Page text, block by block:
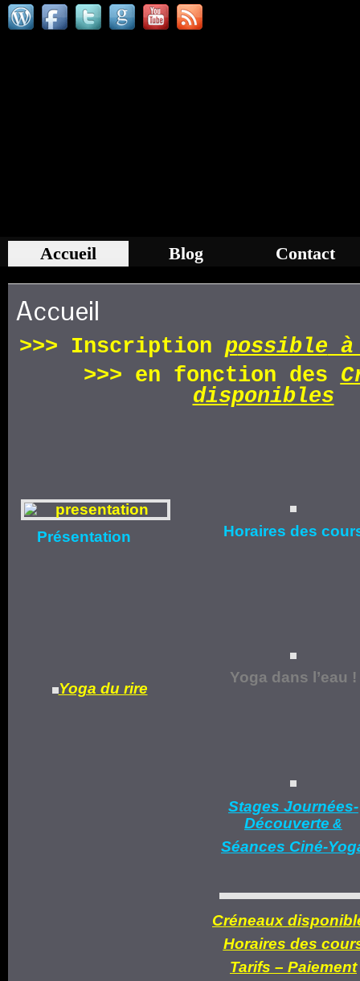
Accueil Blog Contact
Accueil
>>> Inscription possible à
>>> en fonction des
disponibles
Présentation Horaires des
Yoga du rire
Yoga dans l’eau !
Stages Journées-
Découverte &
Séances Ciné-
Créneaux
Horaires des
Tarifs – Paiement